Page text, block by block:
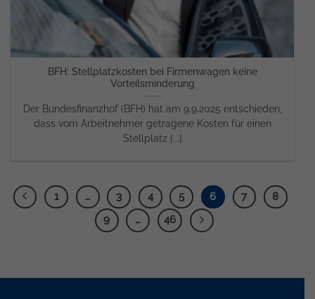
BFH: Stellplatzkosten bei Firmenwagen keine
Vorteilsminderung
Der Bundesfinanzhof (BFH) hat am 9.9.2025 entschieden,
dass vom Arbeitnehmer getragene Kosten für einen
Stellplatz [...]
1 … 3 4 5 6 7
8
9
… 46